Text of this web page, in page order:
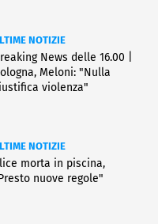
NOTIZIE
News delle 16.00 |
Meloni: "Nulla
violenza"
NOTIZIE
morta in piscina,
nuove regole"